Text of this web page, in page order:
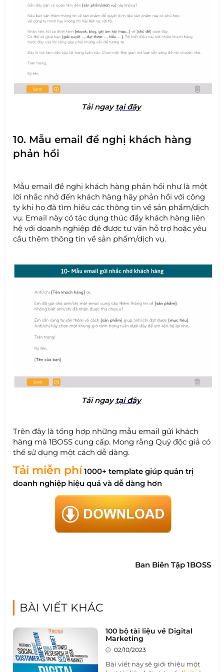
Tải ngay tại đây
10. Mẫu email đề nghị khách hàng
phản hồi
Mẫu email đề nghị khách hàng phản hồi như là một
lời nhắc nhở đến khách hàng hãy phản hồi với công
ty khi họ đã tìm hiểu các thông tin về sản phẩm/dịch
vụ. Email này có tác dụng thúc đẩy khách hàng liên
hệ với doanh nghiệp để được tư vấn hỗ trợ hoặc yêu
cầu thêm thông tin về sản phẩm/dịch vụ.
Tải ngay tại đây
Trên đây là tổng hợp những mẫu email gửi khách
hàng mà 1BOSS cung cấp. Mong rằng Quý độc giả có
thể sử dụng một cách dễ dàng.
Tải miễn phí 1000+ template giúp quản trị
doanh nghiệp hiệu quả và dễ dàng hơn
Ban Biên Tập 1BOSS
BÀI VIẾT KHÁC
100 bộ tài liệu về Digital
Marketing
02/10/2023
Bài viết này sẽ giới thiệu một